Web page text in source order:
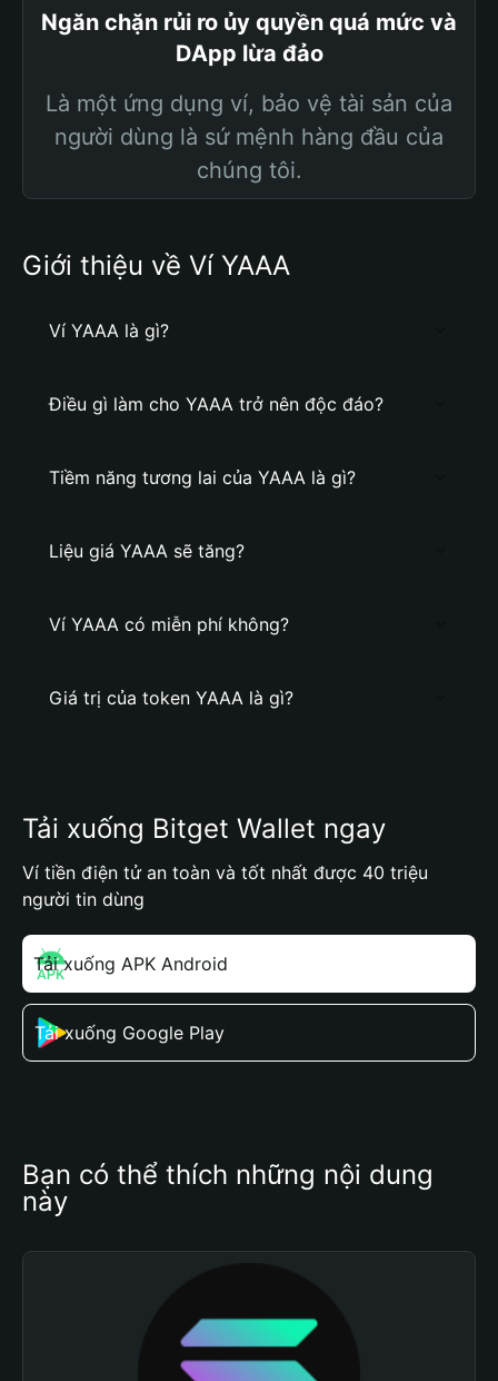
Ngăn chặn rủi ro ủy quyền quá mức và
DApp lừa đảo
Là một ứng dụng ví, bảo vệ tài sản của
người dùng là sứ mệnh hàng đầu của
chúng tôi.
Giới thiệu về Ví YAAA
Ví YAAA là gì?
Điều gì làm cho YAAA trở nên độc đáo?
Tiềm năng tương lai của YAAA là gì?
Liệu giá YAAA sẽ tăng?
Ví YAAA có miễn phí không?
Giá trị của token YAAA là gì?
Tải xuống Bitget Wallet ngay
Ví tiền điện tử an toàn và tốt nhất được 40 triệu
người tin dùng
Tải xuống APK Android
Tải xuống Google Play
Bạn có thể thích những nội dung
này